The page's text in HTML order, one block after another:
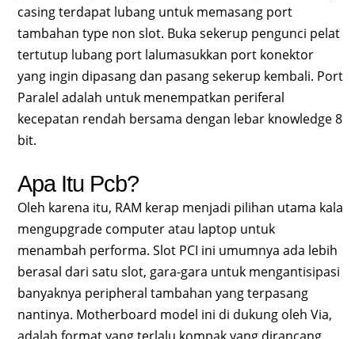
casing terdapat lubang untuk memasang port
tambahan type non slot. Buka sekerup pengunci pelat
tertutup lubang port lalumasukkan port konektor
yang ingin dipasang dan pasang sekerup kembali. Port
Paralel adalah untuk menempatkan periferal
kecepatan rendah bersama dengan lebar knowledge 8
bit.
Apa Itu Pcb?
Oleh karena itu, RAM kerap menjadi pilihan utama kala
mengupgrade computer atau laptop untuk
menambah performa. Slot PCI ini umumnya ada lebih
berasal dari satu slot, gara-gara untuk mengantisipasi
banyaknya peripheral tambahan yang terpasang
nantinya. Motherboard model ini di dukung oleh Via,